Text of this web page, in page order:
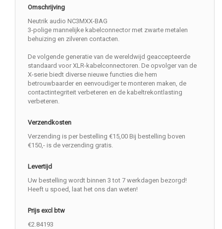
Omschrijving
Neutrik audio NC3MXX-BAG
3-polige mannelijke kabelconnector met zwarte metalen
behuizing en zilveren contacten.
De volgende generatie van de wereldwijd geaccepteerde
standaard voor XLR-kabelconnectoren. De opvolger van de
X-serie biedt diverse nieuwe functies die hem
betrouwbaarder en eenvoudiger te monteren maken, de
contactintegriteit verbeteren en de kabeltrekontlasting
verbeteren.
Verzendkosten
Verzending is per bestelling €15,00 Bij bestelling boven
€150,- is de verzending gratis.
Levertijd
Uw bestelling wordt binnen 3 tot 7 werkdagen bezorgd!
Heeft u spoed, laat het ons dan weten!
Prijs excl btw
€2.84193